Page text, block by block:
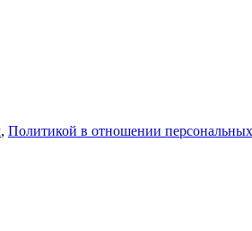
, Политикой в отношении